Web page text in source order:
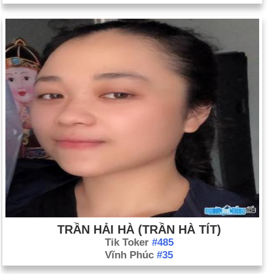
TRẦN HẢI HÀ (TRẦN HÀ TÍT)
Tik Toker #485
Vĩnh Phúc #35